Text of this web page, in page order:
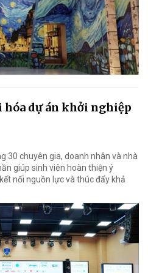
dự án khởi nghiệp
30 chuyên gia, doanh nhân và nhà
giúp sinh viên hoàn thiện ý
nối nguồn lực và thúc đẩy khả